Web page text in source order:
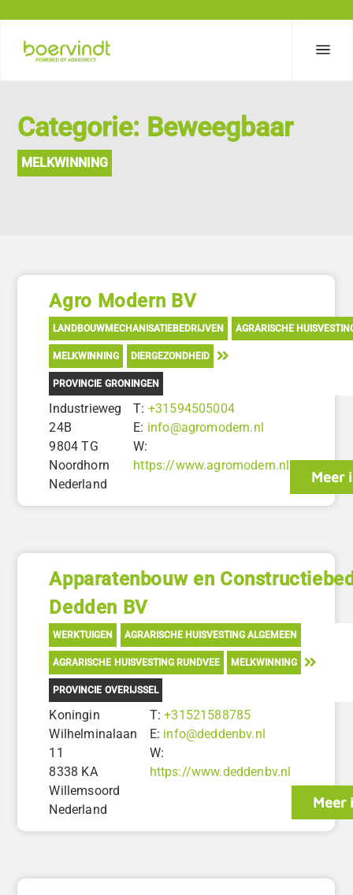
Categorie: Beweegbaar
MELKWINNING
Agro Modern BV
LANDBOUWMECHANISATIEBEDRIJVEN AGRARISCHE
MELKWINNING DIERGEZONDHEID
PROVINCIE GRONINGEN
Industrieweg
24B
9804 TG
Noordhorn
Nederland
T: +31594505004
E: info@agromodern.nl
W:
https://www.agromodern.nl
Meer
Apparatenbouw en
Dedden BV
WERKTUIGEN AGRARISCHE HUISVESTING ALGEMEEN
AGRARISCHE HUISVESTING RUNDVEE MELKWINNING
PROVINCIE OVERIJSSEL
Koningin
Wilhelminalaan
11
8338 KA
Willemsoord
Nederland
T:+31521588785
E: info@deddenbv.nl
W:
https://www.deddenbv.nl
Meer